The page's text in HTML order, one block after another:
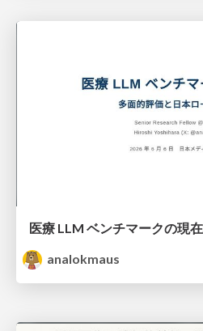
analokmaus